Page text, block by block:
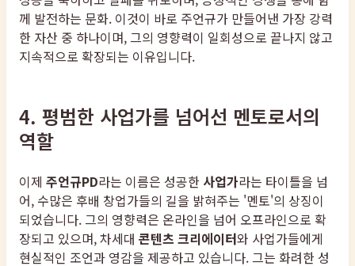
께 발전하는 문화. 이것이 바로 주언규가 만들어낸 가장 강력
한 자산 중 하나이며, 그의 영향력이 일회성으로 끝나지 않고
지속적으로 확장되는 이유입니다.
4. 평범한 사업가를 넘어선 멘토로서의
역할
이제 주언규PD라는 이름은 성공한 사업가라는 타이틀을 넘
어, 수많은 후배 창업가들의 길을 밝혀주는 '멘토'의 상징이
되었습니다. 그의 영향력은 온라인을 넘어 오프라인으로 확
장되고 있으며, 차세대 콘텐츠 크리에이터와 사업가들에게
현실적인 조언과 영감을 제공하고 있습니다. 그는 화려한 성